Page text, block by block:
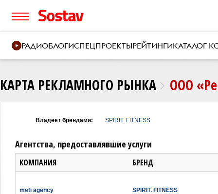
РАДИОБЛОГИСПЕЦПРОЕКТЫРЕЙТИНГИКАТАЛОГ
КАРТА РЕКЛАМНОГО РЫНКА ООО
Владеет брендами: SPIRIT. FITNESS
Агентства, предоставлявшие услуги
КОМПАНИЯ БРЕНД
meti agency SPIRIT. FITNESS